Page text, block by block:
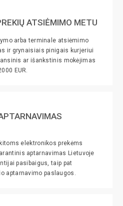
ATSIĖMIMO METU
arba terminale atsiėmimo
ir grynaisiais pinigais kurjeriui
ar išankstinis mokėjimas
EUR.
elektronikos prekėms
aptarnavimas Lietuvoje
pasibaigus, taip pat
aptarnavimo paslaugos.